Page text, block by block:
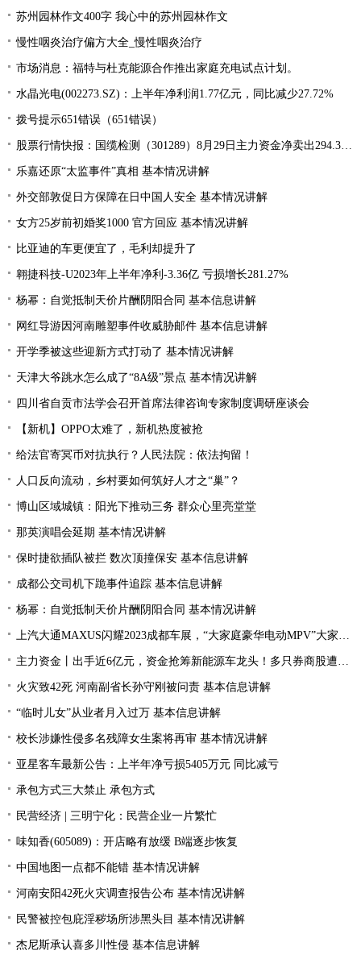
苏州园林作文400字 我心中的苏州园林作文
慢性咽炎治疗偏方大全_慢性咽炎治疗
市场消息：福特与杜克能源合作推出家庭充电试点计划。
水晶光电(002273.SZ)：上半年净利润1.77亿元，同比减少27.72%
拨号提示651错误（651错误）
股票行情快报：国缆检测（301289）8月29日主力资金净卖出294.37万元
乐嘉还原“太监事件”真相 基本情况讲解
外交部敦促日方保障在日中国人安全 基本情况讲解
女方25岁前初婚奖1000 官方回应 基本情况讲解
比亚迪的车更便宜了，毛利却提升了
翱捷科技-U2023年上半年净利-3.36亿 亏损增长281.27%
杨幂：自觉抵制天价片酬阴阳合同 基本信息讲解
网红导游因河南雕塑事件收威胁邮件 基本信息讲解
开学季被这些迎新方式打动了 基本情况讲解
天津大爷跳水怎么成了“8A级”景点 基本情况讲解
四川省自贡市法学会召开首席法律咨询专家制度调研座谈会
【新机】OPPO太难了，新机热度被抢
给法官寄冥币对抗执行？人民法院：依法拘留！
人口反向流动，乡村要如何筑好人才之“巢”？
博山区域城镇：阳光下推动三务 群众心里亮堂堂
那英演唱会延期 基本情况讲解
保时捷欲插队被拦 数次顶撞保安 基本信息讲解
成都公交司机下跪事件追踪 基本信息讲解
杨幂：自觉抵制天价片酬阴阳合同 基本情况讲解
上汽大通MAXUS闪耀2023成都车展，“大家庭豪华电动MPV”大家7全球首秀亮相
主力资金丨出手近6亿元，资金抢筹新能源车龙头！多只券商股遭资金抛弃
火灾致42死 河南副省长孙守刚被问责 基本信息讲解
“临时儿女”从业者月入过万 基本信息讲解
校长涉嫌性侵多名残障女生案将再审 基本情况讲解
亚星客车最新公告：上半年净亏损5405万元 同比减亏
承包方式三大禁止 承包方式
民营经济 | 三明宁化：民营企业一片繁忙
味知香(605089)：开店略有放缓 B端逐步恢复
中国地图一点都不能错 基本情况讲解
河南安阳42死火灾调查报告公布 基本情况讲解
民警被控包庇淫秽场所涉黑头目 基本情况讲解
杰尼斯承认喜多川性侵 基本信息讲解